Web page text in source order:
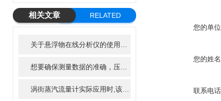
相关文章
RELATED
您的单
您的姓
联系电